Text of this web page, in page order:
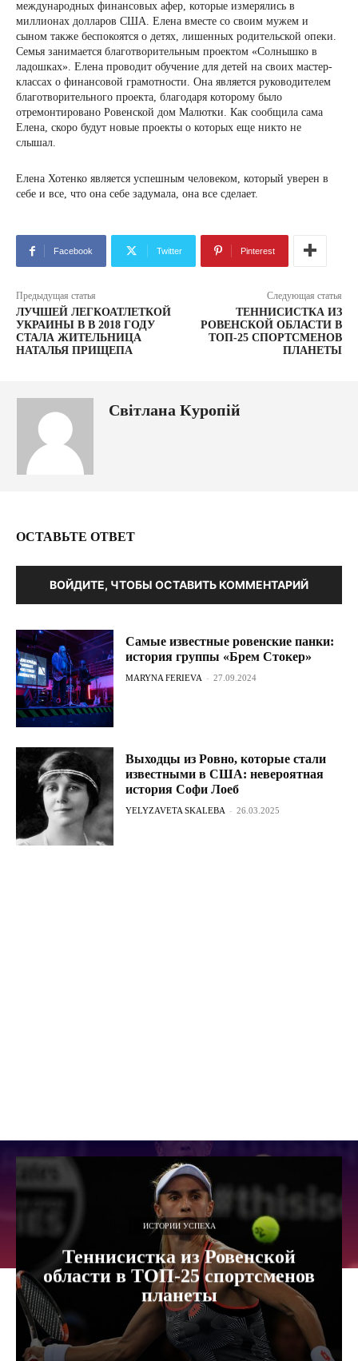
международных финансовых афер, которые измерялись в
миллионах долларов США. Елена вместе со своим мужем и
сыном также беспокоятся о детях, лишенных родительской опеки.
Семья занимается благотворительным проектом «Солнышко в
ладошках». Елена проводит обучение для детей на своих мастер-
классах о финансовой грамотности. Она является руководителем
благотворительного проекта, благодаря которому было
отремонтировано Ровенской дом Малютки. Как сообщила сама
Елена, скоро будут новые проекты о которых еще никто не
слышал.
Елена Хотенко является успешным человеком, который уверен в
себе и все, что она себе задумала, она все сделает.
Facebook Twitter Pinterest
Предыдущая статья
ЛУЧШЕЙ ЛЕГКОАТЛЕТКОЙ
УКРАИНЫ В В 2018 ГОДУ
СТАЛА ЖИТЕЛЬНИЦА
НАТАЛЬЯ ПРИЩЕПА
Следующая статья
ТЕННИСИСТКА ИЗ
РОВЕНСКОЙ ОБЛАСТИ В
ТОП-25 СПОРТСМЕНОВ
ПЛАНЕТЫ
Світлана Куропій
ОСТАВЬТЕ ОТВЕТ
ВОЙДИТЕ, ЧТОБЫ ОСТАВИТЬ КОММЕНТАРИЙ
Самые известные ровенские панки:
история группы «Брем Стокер»
MARYNA FERIEVA - 27.09.2024
Выходцы из Ровно, которые стали
известными в США: невероятная
история Софи Лоеб
YELYZAVETA SKALEBA - 26.03.2025